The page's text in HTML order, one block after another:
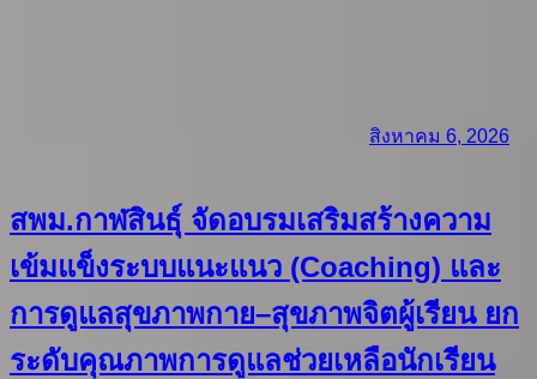
สิงหาคม 6, 2026
สพม.กาฬสินธุ์ จัดอบรมเสริมสร้างความ
เข้มแข็งระบบแนะแนว (Coaching) และ
การดูแลสุขภาพกาย–สุขภาพจิตผู้เรียน ยก
ระดับคุณภาพการดูแลช่วยเหลือนักเรียน